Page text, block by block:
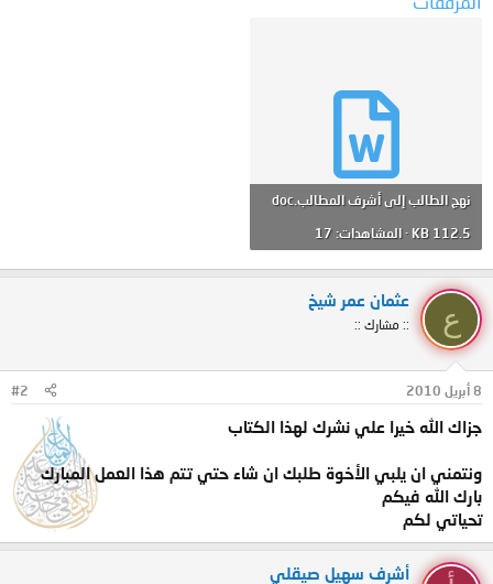
نهج الطالب إلى أشرف المطالب.doc
112.5 KB · المشاهدات: 17
ع
عثمان عمر شيخ
:: مشارك ::
8 أبريل 2010 #2
جزاك الله خيرا علي نشرك لهذا الكتاب
ونتمني ان يلبي الأخوة طلبك ان شاء حتي تتم هذا العمل المبارك
بارك الله فيكم
تحياتي لكم
أشرف سهيل صيقلي